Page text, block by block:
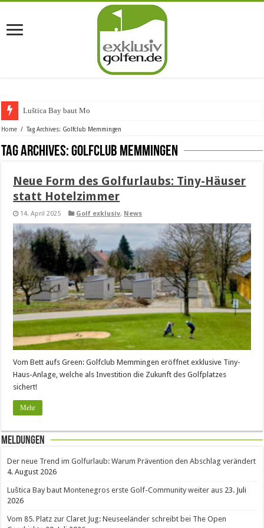
Luštica Bay baut Monteneg
Home / Tag Archives: Golfclub Memmingen
Tag Archives:Golfclub Memmingen
Neue Form des Golfurlaubs: Tiny-Häuser
statt Hotelzimmer
14. April 2025 Golf exklusiv, News
Vom Bett aufs Green: Golfclub Memmingen eröffnet exklusive Tiny-
Haus-Anlage, welche als Investition die Zukunft des Golfplatzes
sichert!
Mehr
Meldungen
Der neue Trend im Golfurlaub: Warum Prävention den Abschlag verändert
4. August 2026
Luštica Bay baut Montenegros erste Golf-Community weiter aus 23. Juli
2026
Vom 85. Platz zur Claret Jug: Neuseeländer schreibt bei The Open